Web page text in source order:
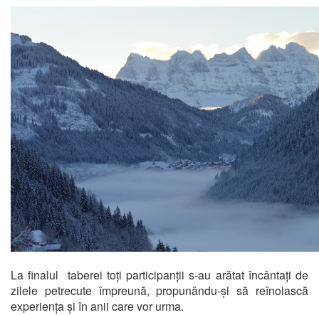
La finalul taberei toți participanții s-au arătat încântați de
zilele petrecute împreună, propunându-și să reînoiască
experiența și în anii care vor urma.